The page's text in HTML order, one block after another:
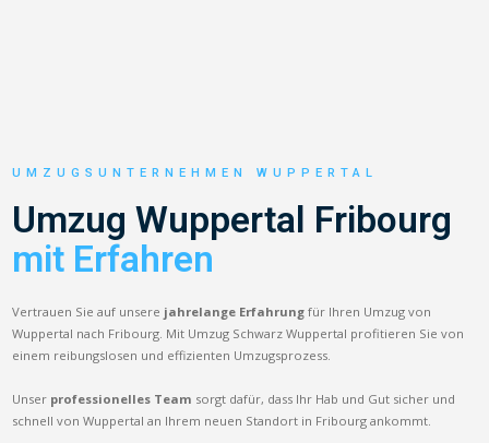
UMZUGSUNTERNEHMEN WUPPERTAL
Umzug Wuppertal Fribourg
mit Erfahren
Vertrauen Sie auf unsere jahrelange Erfahrung für Ihren Umzug von
Wuppertal nach Fribourg. Mit Umzug Schwarz Wuppertal profitieren Sie von
einem reibungslosen und effizienten Umzugsprozess.
Unser professionelles Team sorgt dafür, dass Ihr Hab und Gut sicher und
schnell von Wuppertal an Ihrem neuen Standort in Fribourg ankommt.